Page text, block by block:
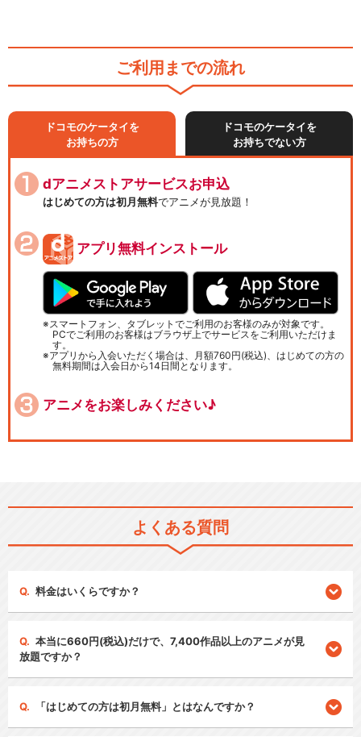
ご利用までの流れ
ドコモのケータイを
お持ちの方
ドコモのケータイを
お持ちでない方
dアニメストアサービスお申込
はじめての方は初月無料でアニメが見放題！
アプリ無料インストール
スマートフォン、タブレットでご利用のお客様のみが対象です。
PCでご利用のお客様はブラウザ上でサービスをご利用いただけま
す。
アプリから入会いただく場合は、月額760円(税込)、はじめての方の
無料期間は入会日から14日間となります。
アニメをお楽しみください♪
よくある質問
料金はいくらですか？
本当に660円(税込)だけで、7,400作品以上のアニメが見
放題ですか？
「はじめての方は初月無料」とはなんですか？